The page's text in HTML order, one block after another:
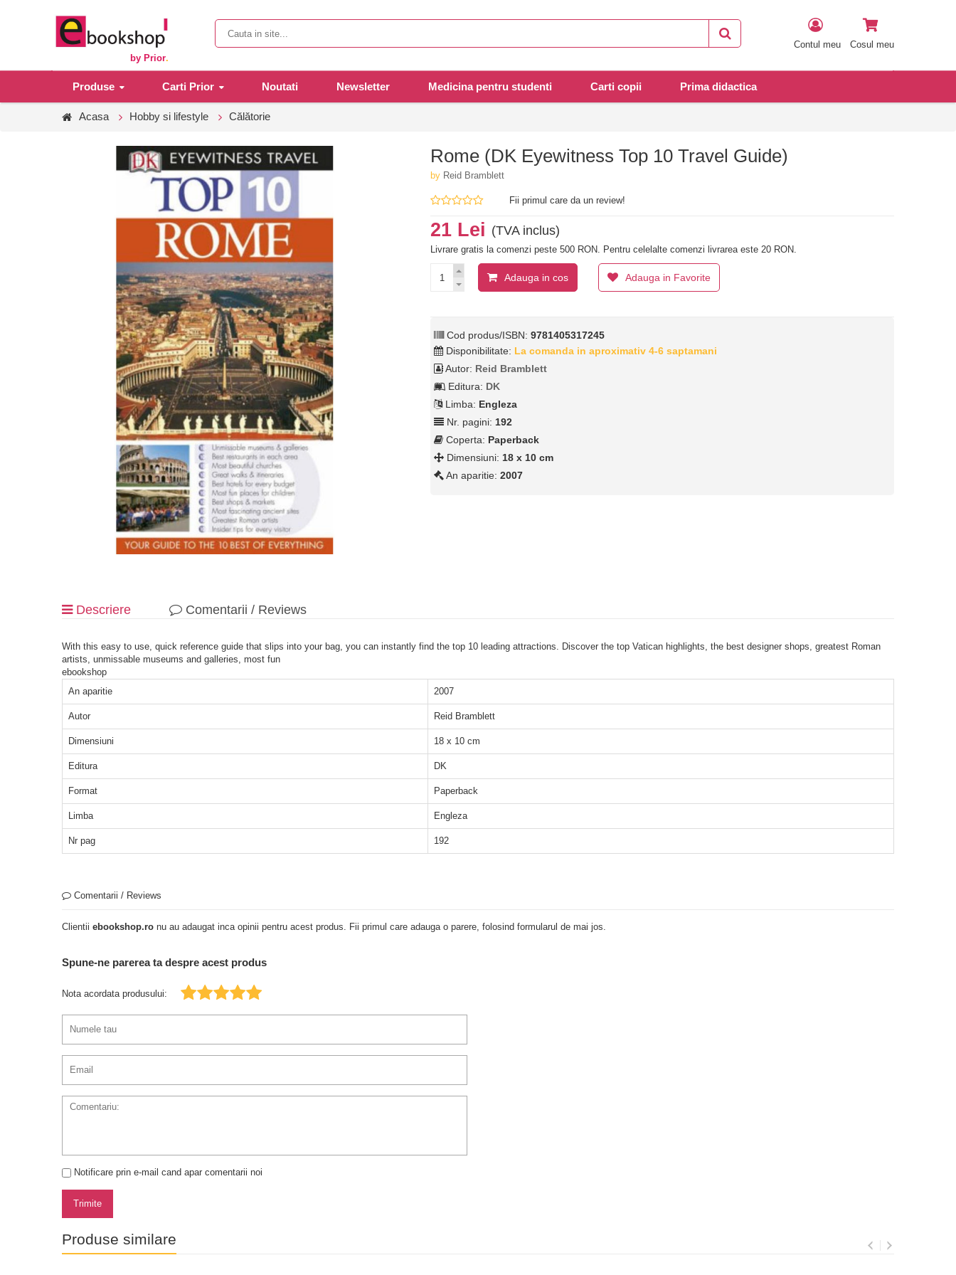
by Prior.
Contul meu Cosul meu
Produse Carti Prior Noutati Newsletter Medicina pentru studenti Carti copii Prima didactica
Acasa Hobby si lifestyle Călătorie
Rome (DK Eyewitness Top 10 Travel Guide)
by Reid Bramblett
Fii primul care da un review!
21 Lei (TVA inclus)
Livrare gratis la comenzi peste 500 RON. Pentru celelalte comenzi livrarea este 20 RON.
Adauga in cos Adauga in Favorite
Cod produs/ISBN:9781405317245
Disponibilitate: La comanda in aproximativ 4-6 saptamani
Autor: Reid Bramblett
Editura: DK
Limba: Engleza
Nr. pagini:192
Coperta: Paperback
Dimensiuni:18 x 10 cm
An aparitie:2007
Descriere Comentarii / Reviews
With this easy to use, quick reference guide that slips into your bag, you can instantly find the top 10 leading attractions. Discover the top Vatican highlights, the best designer shops, greatest Roman
artists, unmissable museums and galleries, most fun
ebookshop
An aparitie
2007
Autor Reid Bramblett
Dimensiuni 18 x 10 cm
Editura DK
Format Paperback
Limba Engleza
Nr pag 192
Comentarii / Reviews
Clientii ebookshop.ro nu au adaugat inca opinii pentru acest produs. Fii primul care adauga o parere, folosind formularul de mai jos.
Spune-ne parerea ta despre acest produs
Nota acordata produsului:
Notificare prin e-mail cand apar comentarii noi
Trimite
Produse similare